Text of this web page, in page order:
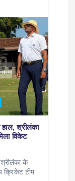
श्रीलंका
विकेट
के
क्रिकेट टीम